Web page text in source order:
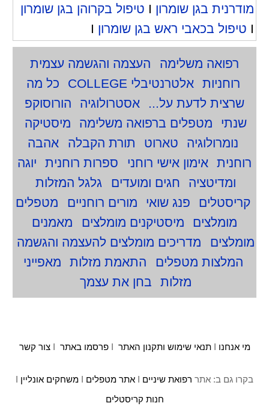
מודרנית בגן שומרון
טיפול בקרוהן בגן שומרון
I טיפול בכאבי ראש בגן שומרון
רפואה משלימה
העצמה והגשמה עצמית
רוחניות
אלטרנטיבלי COLLEGE
כל מה
שרצית לדעת על...
אסטרולוגיה
הורוסוקפ
שנתי
מטפלים ברפואה משלימה
מיסטיקה
נומרולוגיה
טארוט תורת הקבלה
אהבה
רוחנית
אימון אישי רוחני ספרות רוחנית
יוגה
ומדיטציה
חגים ומועדים
גלגל המזלות
קריסטלים
פנג שואי מורים רוחניים
מטפלים
מומלצים
מיסטיקנים מומלצים
מאמנים
מומלצים
מדריכים מומלצים להעצמה והגשמה
המלצות מטפלים
התאמת מזלות
מאפייני
מזלות
בחן את עצמך
מי אנחנו תנאי שימוש ותקנון האתר פרסמו באתר צור קשר
בקרו גם ב: אתר רפואת שיניים אתר מטפלים משחקים אונליין
חנות קריסטלים